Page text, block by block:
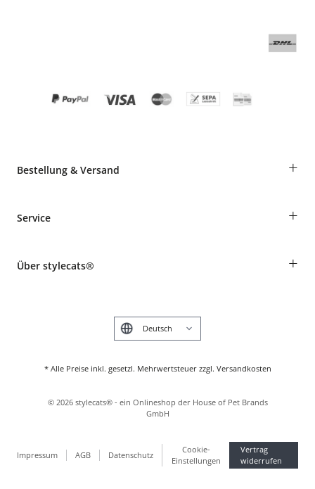
Bestellung & Versand +
Informationen zur Lieferung
Produkte reklamieren und zurücksenden
Service +
Tierkrankenversicherung
Über stylecats® +
* Alle Preise inkl. gesetzl. Mehrwertsteuer zzgl. Versandkosten
English
Impressum AGB Datenschutz
Cookie-
Einstellungen
Vertrag
widerrufen
© 2026 stylecats® - ein Onlineshop der House of Pet Brands
GmbH